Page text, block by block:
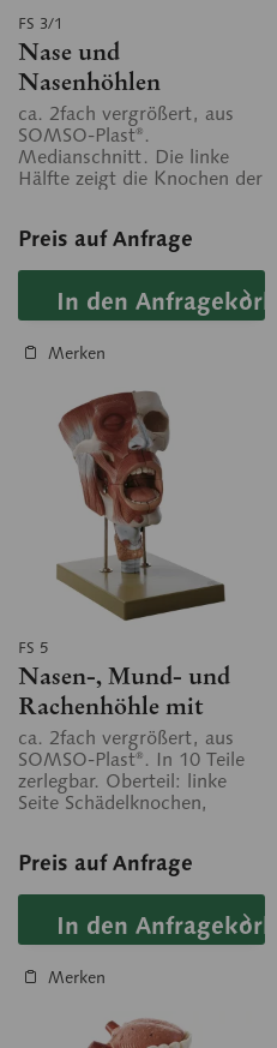
FS 3/1
Nase und
Nasenhöhlen
ca. 2fach vergrößert, aus
SOMSO-Plast®.
Medianschnitt. Die linke
Hälfte zeigt die Knochen der
Preis auf Anfrage
In den Anfragekorb
Merken
FS 5
Nasen-, Mund- und
Rachenhöhle mit
Kehlkopf
ca. 2fach vergrößert, aus
SOMSO-Plast®. In 10 Teile
zerlegbar. Oberteil: linke
Seite Schädelknochen,
Preis auf Anfrage
In den Anfragekorb
Merken